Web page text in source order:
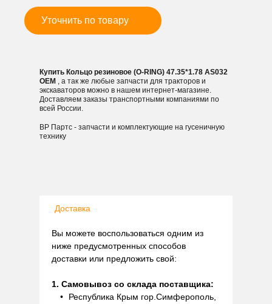
Уточнить по товару
Купить Кольцо резиновое (O-RING) 47.35*1.78 AS032
OEM , а так же любые запчасти для тракторов и
экскаваторов можно в нашем интернет-магазине.
Доставляем заказы транспортными компаниями по
всей России.
ВР Партс - запчасти и комплектующие на гусеничную
технику
Доставка
Вы можете воспользоваться одним из
ниже предусмотренных способов
доставки или предложить свой:
1. Самовывоз со склада поставщика:
Республика Крым гор.Симферополь,